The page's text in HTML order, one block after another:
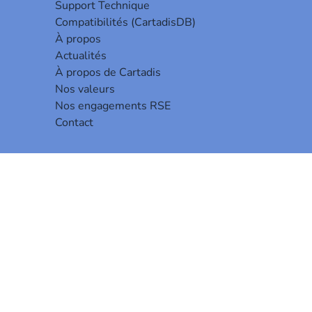
Support Technique
Compatibilités (CartadisDB)
À propos
Actualités
À propos de Cartadis
Nos valeurs
Nos engagements RSE
Contact